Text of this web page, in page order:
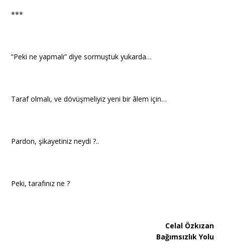
***
“Peki ne yapmalı” diye sormuştuk yukarda…
Taraf olmalı, ve dövüşmeliyiz yeni bir âlem için…
Pardon, şikayetiniz neydi ?..
Peki, tarafınız ne ?
Celal Özkızan
Bağımsızlık Yolu